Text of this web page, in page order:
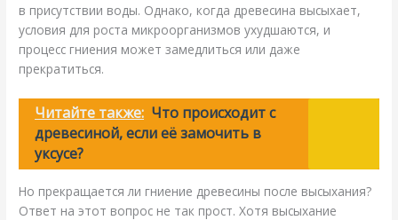
в присутствии воды. Однако, когда древесина высыхает,
условия для роста микроорганизмов ухудшаются, и
процесс гниения может замедлиться или даже
прекратиться.
Читайте также: Что происходит с
древесиной, если её замочить в
уксусе?
Но прекращается ли гниение древесины после высыхания?
Ответ на этот вопрос не так прост. Хотя высыхание